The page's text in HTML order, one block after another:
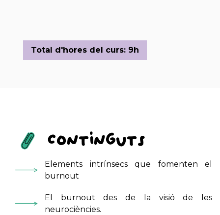
Total d'hores del curs: 9h
Continguts
Elements intrínsecs que fomenten el
burnout
El burnout des de la visió de les
neurociències.